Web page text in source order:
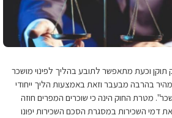
וכעת מתאפשר לתובע בהליך לפינוי מושכר
מבעבר וזאת באמצעות הליך ייחודי
החוק הינה כי שוכרים המפרים חוזה
השכירות במסגרת הסכם השכירות יפונו